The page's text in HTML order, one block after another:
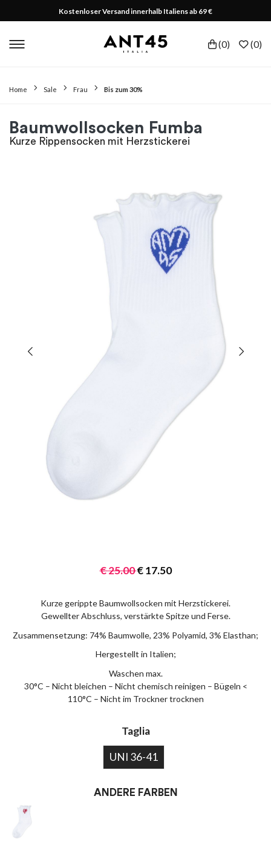
Kostenloser Versand innerhalb Italiens ab 69 €
(0) (0)
Home Sale Frau Bis zum 30%
Baumwollsocken Fumba
Kurze Rippensocken mit Herzstickerei
€25.00€17.50
Kurze gerippte Baumwollsocken mit Herzstickerei.
Gewellter Abschluss, verstärkte Spitze und Ferse.
Zusammensetzung: 74% Baumwolle, 23% Polyamid, 3% Elasthan;
Hergestellt in Italien;
Waschen max.
30°C – Nicht bleichen – Nicht chemisch reinigen – Bügeln <
110°C – Nicht im Trockner trocknen
Taglia
UNI 36-41
ANDERE FARBEN